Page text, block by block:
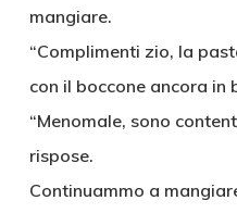
mangiare.
“Complimenti zio, la
con il boccone ancora in
“Menomale, sono
rispose.
Continuammo a